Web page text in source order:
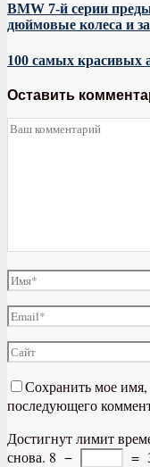
BMW 7-й серии
дюймовые колеса и
100 самых красивых
Оставить
Сохранить мое имя,
последующего
Достигнут лимит
снова. 8 − =